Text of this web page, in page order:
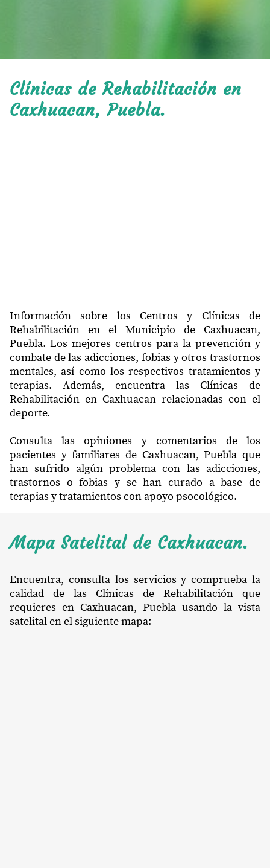
Clínicas de Rehabilitación en
Caxhuacan, Puebla.
Información sobre los Centros y Clínicas de
Rehabilitación en el Municipio de Caxhuacan,
Puebla. Los mejores centros para la prevención y
combate de las adicciones, fobias y otros trastornos
mentales, así como los respectivos tratamientos y
terapias. Además, encuentra las Clínicas de
Rehabilitación en Caxhuacan relacionadas con el
deporte.
Consulta las opiniones y comentarios de los
pacientes y familiares de Caxhuacan, Puebla que
han sufrido algún problema con las adicciones,
trastornos o fobias y se han curado a base de
terapias y tratamientos con apoyo psocológico.
Mapa Satelital de Caxhuacan.
Encuentra, consulta los servicios y comprueba la
calidad de las Clínicas de Rehabilitación que
requieres en Caxhuacan, Puebla usando la vista
satelital en el siguiente mapa: